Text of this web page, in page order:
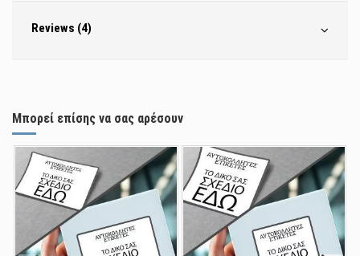
Reviews (4)
Μπορεί επίσης να σας αρέσουν